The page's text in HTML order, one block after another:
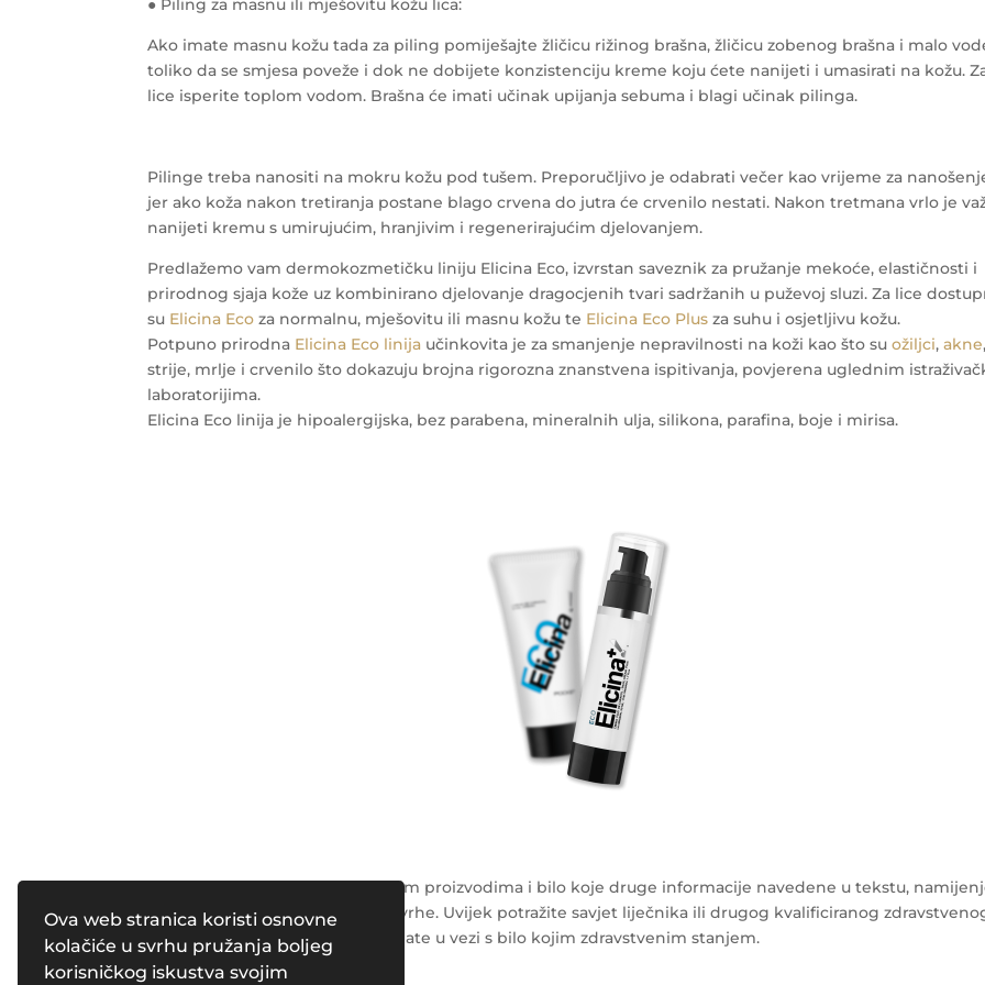
Ova web stranica koristi osnovne
kolačiće u svrhu pružanja boljeg
korisničkog iskustva svojim
● Piling za masnu ili mješovitu kožu lica:
Ako imate masnu kožu tada za piling pomiješajte žličicu rižinog brašna, žličicu zobenog brašna i malo
toliko da se smjesa poveže i dok ne dobijete konzistenciju kreme koju ćete nanijeti i umasirati na kožu.
lice isperite toplom vodom. Brašna će imati učinak upijanja sebuma i blagi učinak pilinga.
Pilinge treba nanositi na mokru kožu pod tušem. Preporučljivo je odabrati večer kao vrijeme za
jer ako koža nakon tretiranja postane blago crvena do jutra će crvenilo nestati. Nakon tretmana vrlo je
nanijeti kremu s umirujućim, hranjivim i regenerirajućim djelovanjem.
Predlažemo vam dermokozmetičku liniju Elicina Eco, izvrstan saveznik za pružanje mekoće, elastičnosti i
prirodnog sjaja kože uz kombinirano djelovanje dragocjenih tvari sadržanih u puževoj sluzi. Za lice
su Elicina Eco za normalnu, mješovitu ili masnu kožu te Elicina Eco Plus za suhu i osjetljivu kožu.
Potpuno prirodna Elicina Eco linija učinkovita je za smanjenje nepravilnosti na koži kao što suožiljci,akne,
strije, mrlje i crvenilo što dokazuju brojna rigorozna znanstvena ispitivanja, povjerena uglednim
laboratorijima.
Elicina Eco linija je hipoalergijska, bez parabena, mineralnih ulja, silikona, parafina, boje i mirisa.
Napomena: Podaci o kozmetičkim proizvodima i bilo koje druge informacije navedene u tekstu,
su isključivo u opće obrazovne svrhe. Uvijek potražite savjet liječnika ili drugog kvalificiranog
radnika o svim pitanjima koja imate u vezi s bilo kojim zdravstvenim stanjem.
Powered byPleasure Magazines